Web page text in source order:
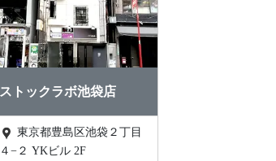
ストックラボ池袋店
東京都豊島区池袋２丁目
４−２ YKビル 2F